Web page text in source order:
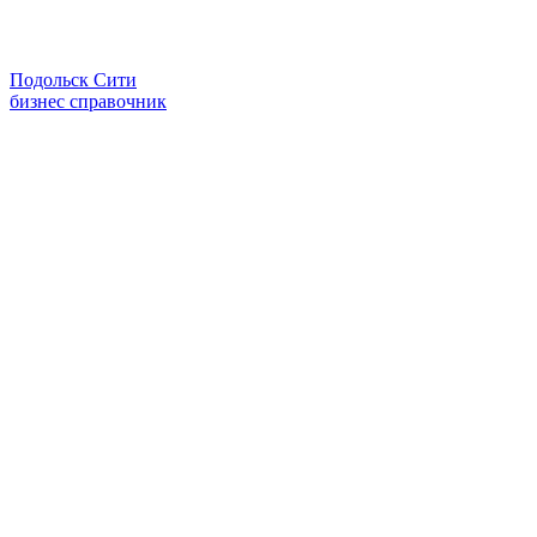
Подольск Сити
бизнес справочник